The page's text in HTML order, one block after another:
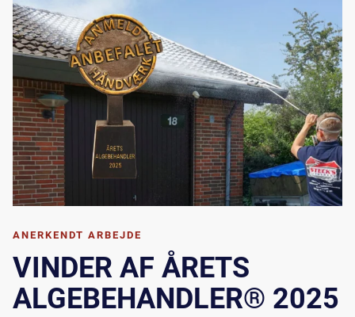
ANERKENDT ARBEJDE
VINDER AF ÅRETS
ALGEBEHANDLER® 2025